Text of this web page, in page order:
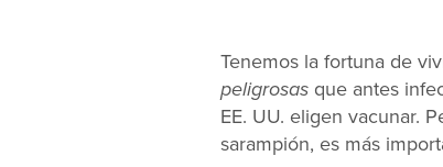
Tenemos la fortuna de
peligrosasque antes
EE. UU. eligen vacunar.
sarampión, es más